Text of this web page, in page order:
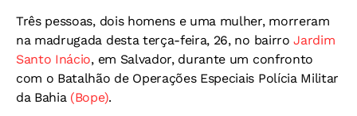
Três pessoas, dois homens e uma mulher, morreram
na madrugada desta terça-feira, 26, no bairroJardim
Santo Inácio, em Salvador, durante um confronto
com o Batalhão de Operações Especiais Polícia Militar
da Bahia (Bope).